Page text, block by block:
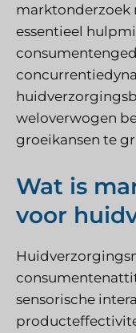
marktonderzoek
essentieel
weloverwogen
groeikansen te
Wat is
voor
sensorische